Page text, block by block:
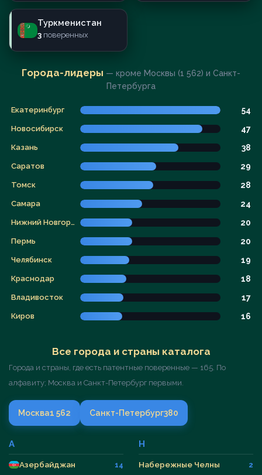
Туркменистан
3 поверенных
Города-лидеры — кроме Москвы (1 562) и Санкт-
Петербурга
Екатеринбург 54
Новосибирск 47
Казань 38
Саратов 29
Томск 28
Самара 24
Нижний Новгород 20
Пермь 20
Челябинск 19
Краснодар 18
Владивосток 17
Киров 16
Все города и страны каталога
Города и страны, где есть патентные поверенные — 165. По
алфавиту; Москва и Санкт-Петербург первыми.
Москва1 562 Санкт-Петербург380
А
Азербайджан 14
Н
Набережные Челны 2